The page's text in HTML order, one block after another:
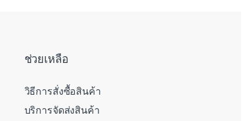
ช่วยเหลือ
วิธีการสั่งซื้อสินค้า
บริการจัดส่งสินค้า